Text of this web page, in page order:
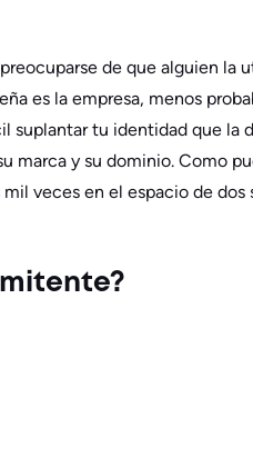
de que alguien la
es la empresa, menos
suplantar tu identidad que la
y su dominio. Como
veces en el espacio de dos